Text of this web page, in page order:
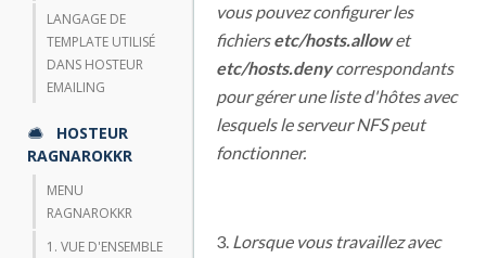
LANGAGE DE
TEMPLATE UTILISÉ
DANS HOSTEUR
EMAILING
HOSTEUR
RAGNAROKKR
MENU
RAGNAROKKR
1. VUE D'ENSEMBLE
vous pouvez configurer les
fichiersetc/hosts.allowet
etc/hosts.denycorrespondants
pour gérer une liste d'hôtes avec
lesquels le serveur NFS peut
fonctionner.
3. Lorsque vous travaillez avec